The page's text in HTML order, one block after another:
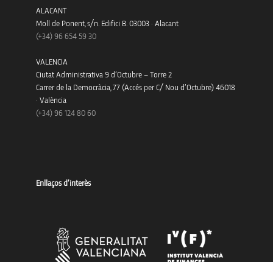
ALACANT
Moll de Ponent, s/n. Edifici B. 03003 · Alacant
(+34) 96 654 59 30
VALENCIA
Ciutat Administrativa 9 d’Octubre – Torre 2
Carrer de la Democràcia, 77 (Accés per C/ Nou d’Octubre) 46018
· València
(+34) 96 124 80 60
Enllaços d’interès